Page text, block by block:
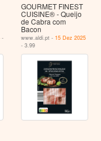
-
GOURMET FINEST
CUISINE® - Queijo
de Cabra com
Bacon
www.aldi.pt - 15 Dez 2025
- 3.99